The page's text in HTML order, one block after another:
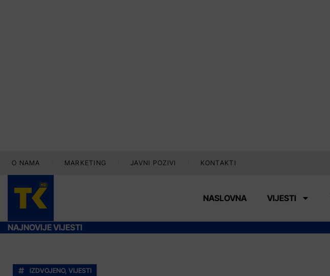
O NAMA MARKETING JAVNI POZIVI KONTAKTI
NASLOVNA VIJESTI
NAJNOVIJE VIJESTI
IZDVOJENO, VIJESTI